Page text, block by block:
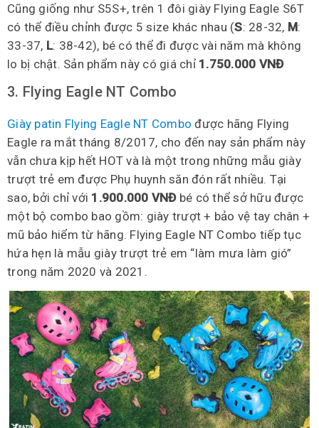
Cũng giống như S5S+, trên 1 đôi giày Flying Eagle S6T
có thể điều chỉnh được 5 size khác nhau (S: 28-32, M:
33-37, L: 38-42), bé có thể đi được vài năm mà không
lo bị chật. Sản phẩm này có giá chỉ 1.750.000 VNĐ
3. Flying Eagle NT Combo
Giày patin Flying Eagle NT Combo được hãng Flying
Eagle ra mắt tháng 8/2017, cho đến nay sản phẩm này
vẫn chưa kịp hết HOT và là một trong những mẫu giày
trượt trẻ em được Phụ huynh săn đón rất nhiều. Tại
sao, bởi chỉ với 1.900.000 VNĐbé có thể sở hữu được
một bộ combo bao gồm: giày trượt + bảo vệ tay chân +
mũ bảo hiểm từ hãng. Flying Eagle NT Combo tiếp tục
hứa hẹn là mẫu giày trượt trẻ em “làm mưa làm gió”
trong năm 2020 và 2021.